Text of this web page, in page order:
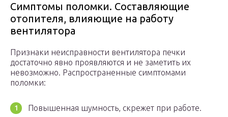
Симптомы поломки. Составляющие
отопителя, влияющие на работу
вентилятора
Признаки неисправности вентилятора печки
достаточно явно проявляются и не заметить их
невозможно. Распространенные симптомами
поломки:
Повышенная шумность, скрежет при работе.